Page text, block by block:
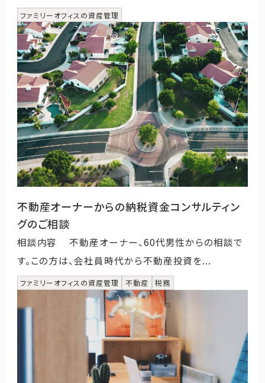
ファミリーオフィスの資産管理
不動産オーナーからの納税資金コンサルティン
グのご相談
相談内容 不動産オーナー、60代男性からの相談で
す。この方は、会社員時代から不動産投資を...
ファミリーオフィスの資産管理 不動産 税務